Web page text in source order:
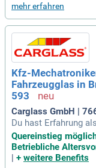
werkliches Talent
d Physik sind
rstellungsvermögen
n zu können. Wir
on Menschen mit
erden möchten.
mehr erfahren
Kfz-
Fahrzeugglas in
593
Carglass GmbH |
Du hast Erfahrung
aniker (w/m/d) oder
ns, dich
Quereinstieg
Betriebliche
+ weitere Benefits